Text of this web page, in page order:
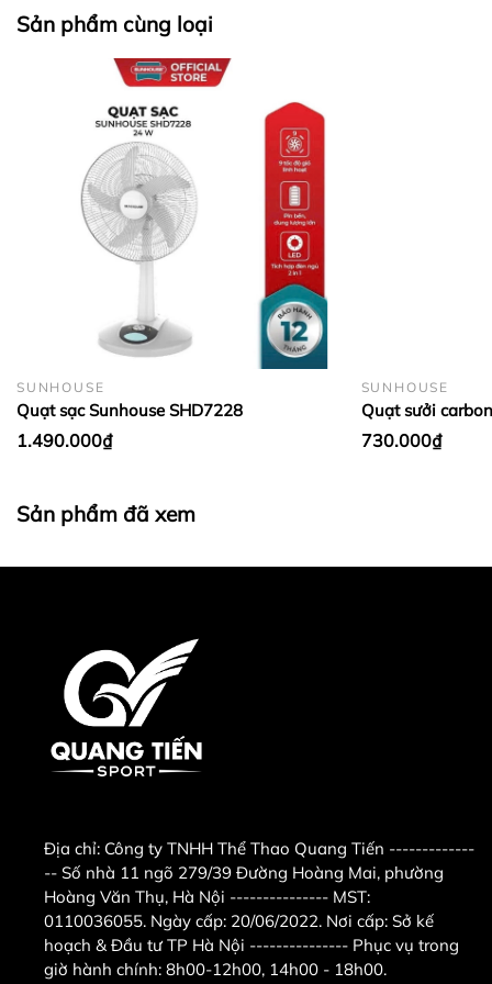
Hàng tuấn tú:
+ Được bảo hành 12 tháng
+ Khi bảo hành sản phẩm cần gửi
về Nghệ An để sửa chữa ( mất khoảng
6 tháng)
Thông số kỹ thuật
Số cánh quạt
Hẹn giờCó
Điều khiển
Tốc độ gió
Tốc độ1.300 vòng / phút
Thông tin chung về Quạt
treo tường
Kích thước458mm x 458mm x 363mm
Trọng lượng sản phẩm
Bảo hành12 tháng
Độ bền cao
Sản phẩm cùng loại
SUNHOUSE
Quạt sạc Sunhouse SHD7228
1.490.000₫
SUNHOUSE
Quạt sưởi
730.000₫
Sản phẩm đã xem
Địa chỉ: Công ty TNHH Thể Thao Quang Tiến -------------
-- Số nhà 11 ngõ 279/39 Đường Hoàng Mai, phường
Hoàng Văn Thụ, Hà Nội --------------- MST:
0110036055. Ngày cấp: 20/06/2022. Nơi cấp: Sở kế
hoạch & Đầu tư TP Hà Nội --------------- Phục vụ trong
giờ hành chính: 8h00-12h00, 14h00 - 18h00.